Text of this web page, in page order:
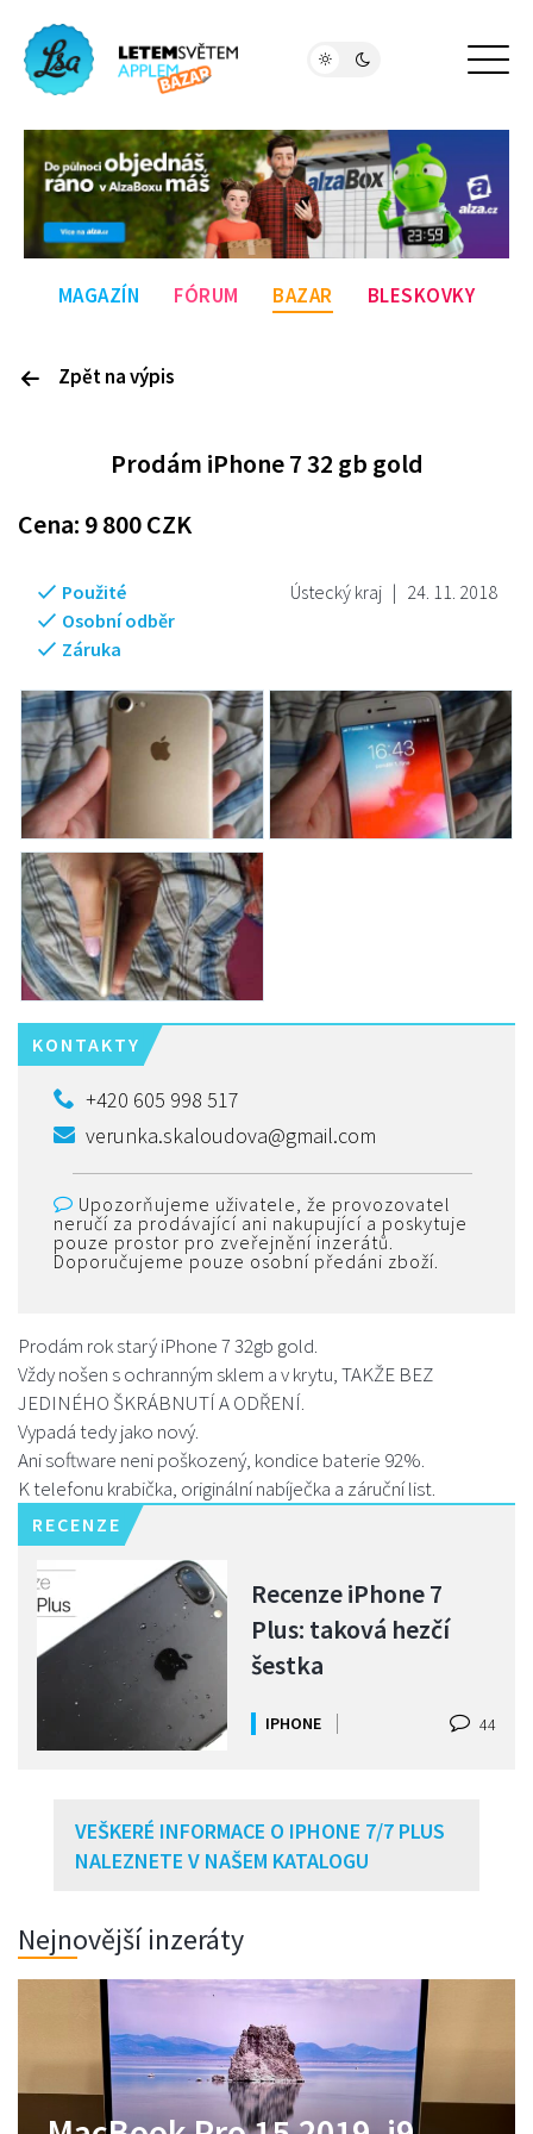
MAGAZÍN FÓRUM BAZAR BLESKOVKY
Zpět na výpis
Prodám iPhone 7 32 gb gold
Cena: 9 800CZK
Ústecký kraj | 24. 11. 2018
Použité
Osobní odběr
Záruka
KONTAKTY
+420 605 998 517
verunka.skaloudova@gmail.com
Upozorňujeme uživatele, že provozovatel
neručí za prodávající ani nakupující a poskytuje
pouze prostor pro zveřejnění inzerátů.
Doporučujeme pouze osobní předáni zboží.
Prodám rok starý iPhone 7 32gb gold.
Vždy nošen s ochranným sklem a v krytu, TAKŽE BEZ
JEDINÉHO ŠKRÁBNUTÍ A ODŘENÍ.
Vypadá tedy jako nový.
Ani software neni poškozený, kondice baterie 92%.
K telefonu krabička, originální nabíječka a záruční list.
RECENZE
Recenze iPhone 7
Plus: taková hezčí
šestka
IPHONE 44
VEŠKERÉ INFORMACE O IPHONE 7/7 PLUS
NALEZNETE V NAŠEM KATALOGU
Nejnovější inzeráty